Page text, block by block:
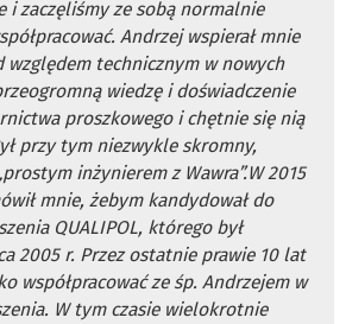
i zaczęliśmy ze sobą normalnie
Andrzej wspierał mnie
względem technicznym w nowych
wiedzę i doświadczenie
proszkowego i chętnie się nią
przy tym niezwykle skromny,
inżynierem z Wawra”.W 2015
mnie, żebym kandydował do
QUALIPOL, którego był
2005 r. Przez ostatnie prawie 10 lat
współpracować ze śp. Andrzejem w
W tym czasie wielokrotnie